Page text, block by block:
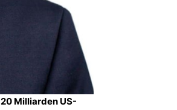
20 Milliarden US-